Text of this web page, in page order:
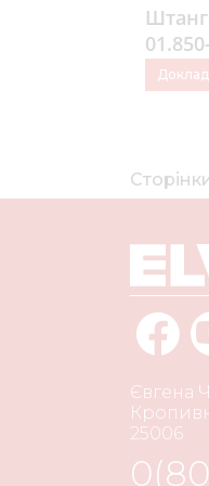
Євгена
25006